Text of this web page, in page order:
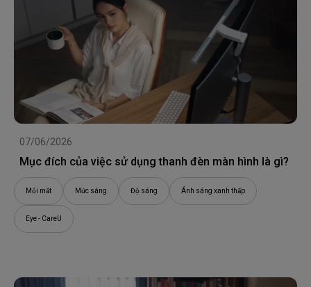
07/06/2026
Mục đích của việc sử dụng thanh đèn màn hình là gì?
Mỏi mắt Mức sáng Độ sáng Ánh sáng xanh thấp
Eye - CareU